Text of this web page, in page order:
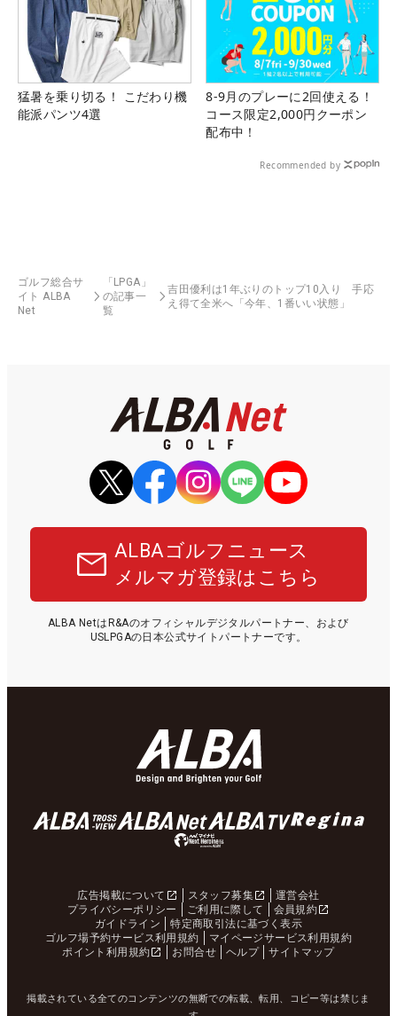
猛暑を乗り切る！ こだわり機
能派パンツ4選
8-9月のプレーに2回使える！
コース限定2,000円クーポン
配布中！
Recommended by
ゴルフ総合サ
イト ALBA
Net
「LPGA」
の記事一
覧
吉田優利は1年ぶりのトップ10入り 手応
え得て全米へ「今年、1番いい状態」
ALBAゴルフニュース
メルマガ登録はこちら
ALBA NetはR&Aのオフィシャルデジタルパートナー、および
USLPGAの日本公式サイトパートナーです。
広告掲載について スタッフ募集
運営会社
プライバシーポリシー
ご利用に際して
会員規約
ガイドライン
特定商取引法に基づく表示
ゴルフ場予約サービス利用規約
マイページサービス利用規約
ポイント利用規約
お問合せ ヘルプ サイトマップ
掲載されている全てのコンテンツの無断での転載、転用、コピー等は禁じま